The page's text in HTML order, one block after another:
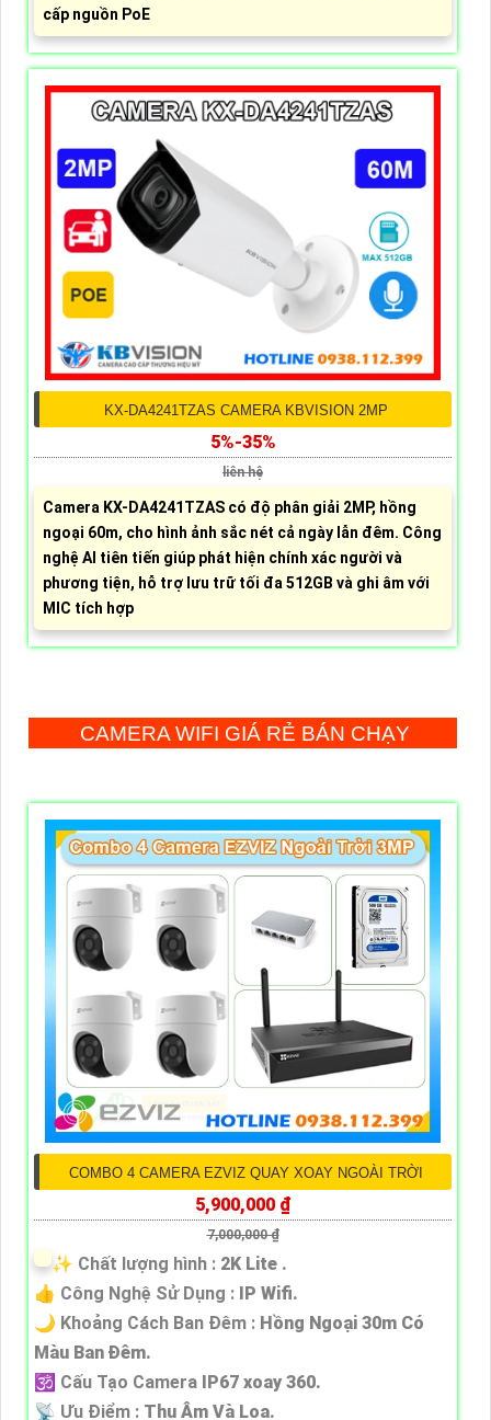
cấp nguồn PoE
KX-DA4241TZAS CAMERA KBVISION 2MP
5%-35%
liên hệ
Camera KX-DA4241TZAS có độ phân giải 2MP, hồng
ngoại 60m, cho hình ảnh sắc nét cả ngày lẫn đêm. Công
nghệ AI tiên tiến giúp phát hiện chính xác người và
phương tiện, hỗ trợ lưu trữ tối đa 512GB và ghi âm với
MIC tích hợp
CAMERA WIFI GIÁ RẺ BÁN CHẠY
COMBO 4 CAMERA EZVIZ QUAY XOAY NGOÀI TRỜI
5,900,000 ₫
7,000,000 ₫
✨ Chất lượng hình : 2K Lite .
👍 Công Nghệ Sử Dụng : IP Wifi.
🌙 Khoảng Cách Ban Đêm : Hồng Ngoại 30m Có
Màu Ban Ðêm.
🕉️ Cấu Tạo Camera IP67 xoay 360.
️📡 Ưu Điểm : Thu Âm Và Loa.